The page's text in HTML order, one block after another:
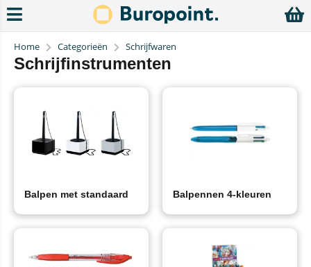
Home Categorieën Schrijfwaren
Schrijfinstrumenten
Balpen met standaard Balpennen 4-kleuren